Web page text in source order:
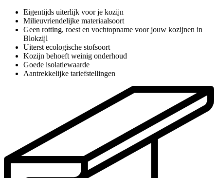
Eigentijds uiterlijk voor je kozijn
Milieuvriendelijke materiaalsoort
Geen rotting, roest en vochtopname voor jouw kozijnen in
Blokzijl
Uiterst ecologische stofsoort
Kozijn behoeft weinig onderhoud
Goede isolatiewaarde
Aantrekkelijke tariefstellingen